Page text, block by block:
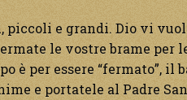
piccoli e grandi. Dio vi
le vostre brame per
è per essere “fermato”, il
e portatele al Padre